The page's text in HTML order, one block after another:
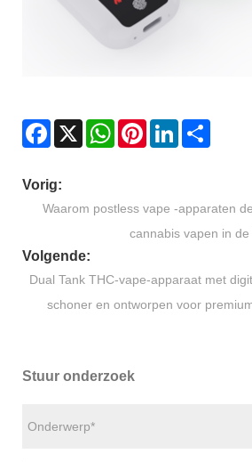
Facebook
X WhatsAppPinterestLinkedIn
Vorig:
Waarom postless vape -apparaten
cannabis vapen in de
Volgende:
Dual Tank THC-vape-apparaat met
schoner en ontworpen voor
Stuur onderzoek